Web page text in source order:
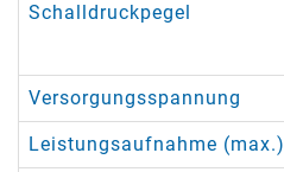
Schalldruckpegel
Versorgungsspannung
Leistungsaufnahme (max.)